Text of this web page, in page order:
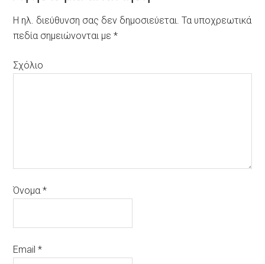
Η ηλ. διεύθυνση σας δεν δημοσιεύεται. Τα υποχρεωτικά
πεδία σημειώνονται με*
Σχόλιο
Όνομα*
Email*